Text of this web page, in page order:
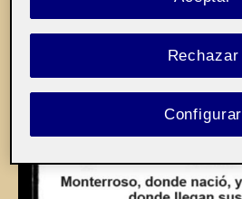
Rechazar
Configurar